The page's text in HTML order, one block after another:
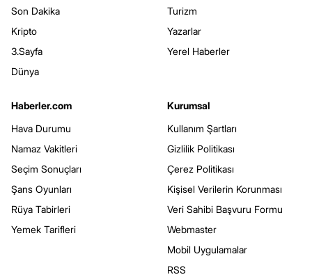
Son Dakika
Kripto
3.Sayfa
Dünya
Turizm
Yazarlar
Yerel Haberler
Haberler.com
Hava Durumu
Namaz Vakitleri
Seçim Sonuçları
Şans Oyunları
Rüya Tabirleri
Yemek Tarifleri
Kurumsal
Kullanım Şartları
Gizlilik Politikası
Çerez Politikası
Kişisel Verilerin Korunması
Veri Sahibi Başvuru Formu
Webmaster
Mobil Uygulamalar
RSS